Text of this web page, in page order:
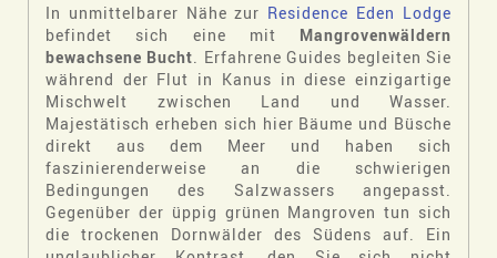
In unmittelbarer Nähe zur Residence Eden Lodge
befindet sich eine mit Mangrovenwäldern
bewachsene Bucht . Erfahrene Guides begleiten Sie
während der Flut in Kanus in diese einzigartige
Mischwelt zwischen Land und Wasser.
Majestätisch erheben sich hier Bäume und Büsche
direkt aus dem Meer und haben sich
faszinierenderweise an die schwierigen
Bedingungen des Salzwassers angepasst.
Gegenüber der üppig grünen Mangroven tun sich
die trockenen Dornwälder des Südens auf. Ein